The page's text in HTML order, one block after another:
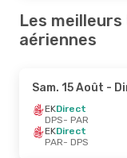
Les
aériennes
Sam. 15 Août -
EKDirect
DPS- PAR
EKDirect
PAR- DPS